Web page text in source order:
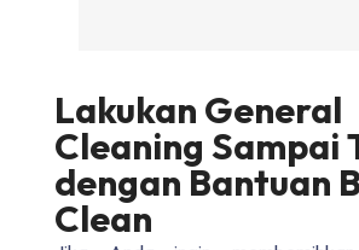
Lakukan General
Cleaning Sampai
dengan Bantuan
Clean